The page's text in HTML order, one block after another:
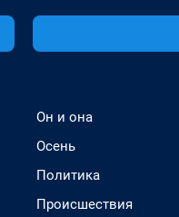
Он и она
Осень
Политика
Происшествия